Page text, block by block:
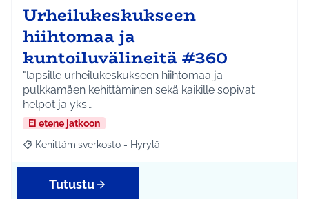
−
Urheilukeskukseen
hiihtomaa ja
kuntoiluvälineitä #360
"lapsille urheilukeskukseen hiihtomaa ja
pulkkamäen kehittäminen sekä kaikille sopivat
helpot ja yks…
Ei etene jatkoon
Rajaa tulokset aihepiirin mukaan: Kehittämisverkosto - Hyrylä
Kehittämisverkosto - Hyrylä
Tutustu